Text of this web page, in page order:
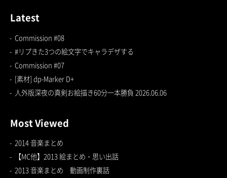
Latest
Commission #08
#リプきた3つの絵文字でキャラデザする
Commission #07
[素材] dp-Marker D+
人外版深夜の真剣お絵描き60分一本勝負 2026.06.06
Most Viewed
2014 音楽まとめ
【MC他】2013 絵まとめ・思い出話
2013 音楽まとめ 動画制作裏話